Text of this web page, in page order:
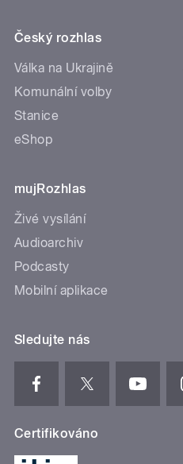
Český rozhlas
Válka na Ukrajině
Komunální volby
Stanice
eShop
mujRozhlas
Živé vysílání
Audioarchiv
Podcasty
Mobilní aplikace
Sledujte nás
Certifikováno